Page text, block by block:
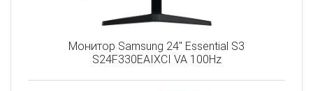
Монитор Samsung 24" Essential S3
S24F330EAIXCI VA 100Hz